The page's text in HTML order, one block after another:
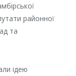
районної
та
ідею